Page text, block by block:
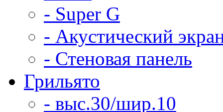
- Super G
- Акустический
- Стеновая панель
Грильято
- выс.30/шир.10